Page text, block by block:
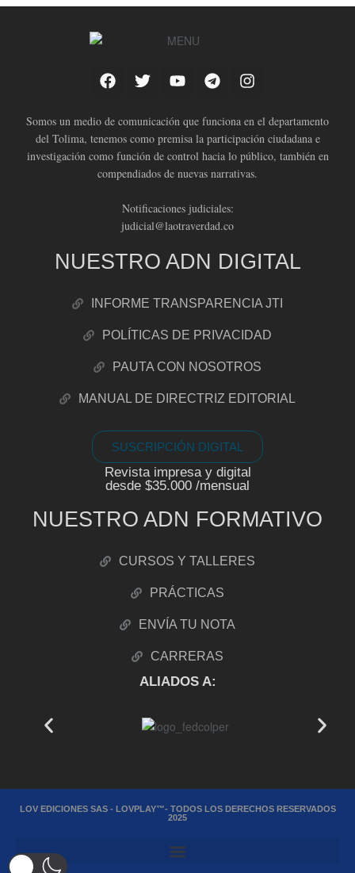
Somos un medio de comunicación que funciona en el departamento
del Tolima, tenemos como premisa la participación ciudadana e
investigación como función de control hacia lo público, también en
compendiados de nuevas narrativas.
Notificaciones judiciales:
judicial@laotraverdad.co
NUESTRO ADN DIGITAL
INFORME TRANSPARENCIA JTI
POLÍTICAS DE PRIVACIDAD
PAUTA CON NOSOTROS
MANUAL DE DIRECTRIZ EDITORIAL
SUSCRIPCIÓN DIGITAL
Revista impresa y digital
desde $35.000 /mensual
NUESTRO ADN FORMATIVO
CURSOS Y TALLERES
PRÁCTICAS
ENVÍA TU NOTA
CARRERAS
ALIADOS A:
LOV EDICIONES SAS - LOVPLAY™- TODOS LOS DERECHOS RESERVADOS
2025